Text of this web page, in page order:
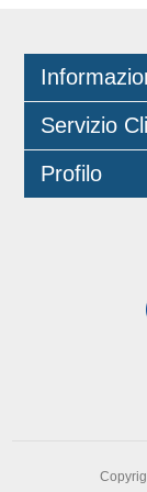
Servizio
Profilo